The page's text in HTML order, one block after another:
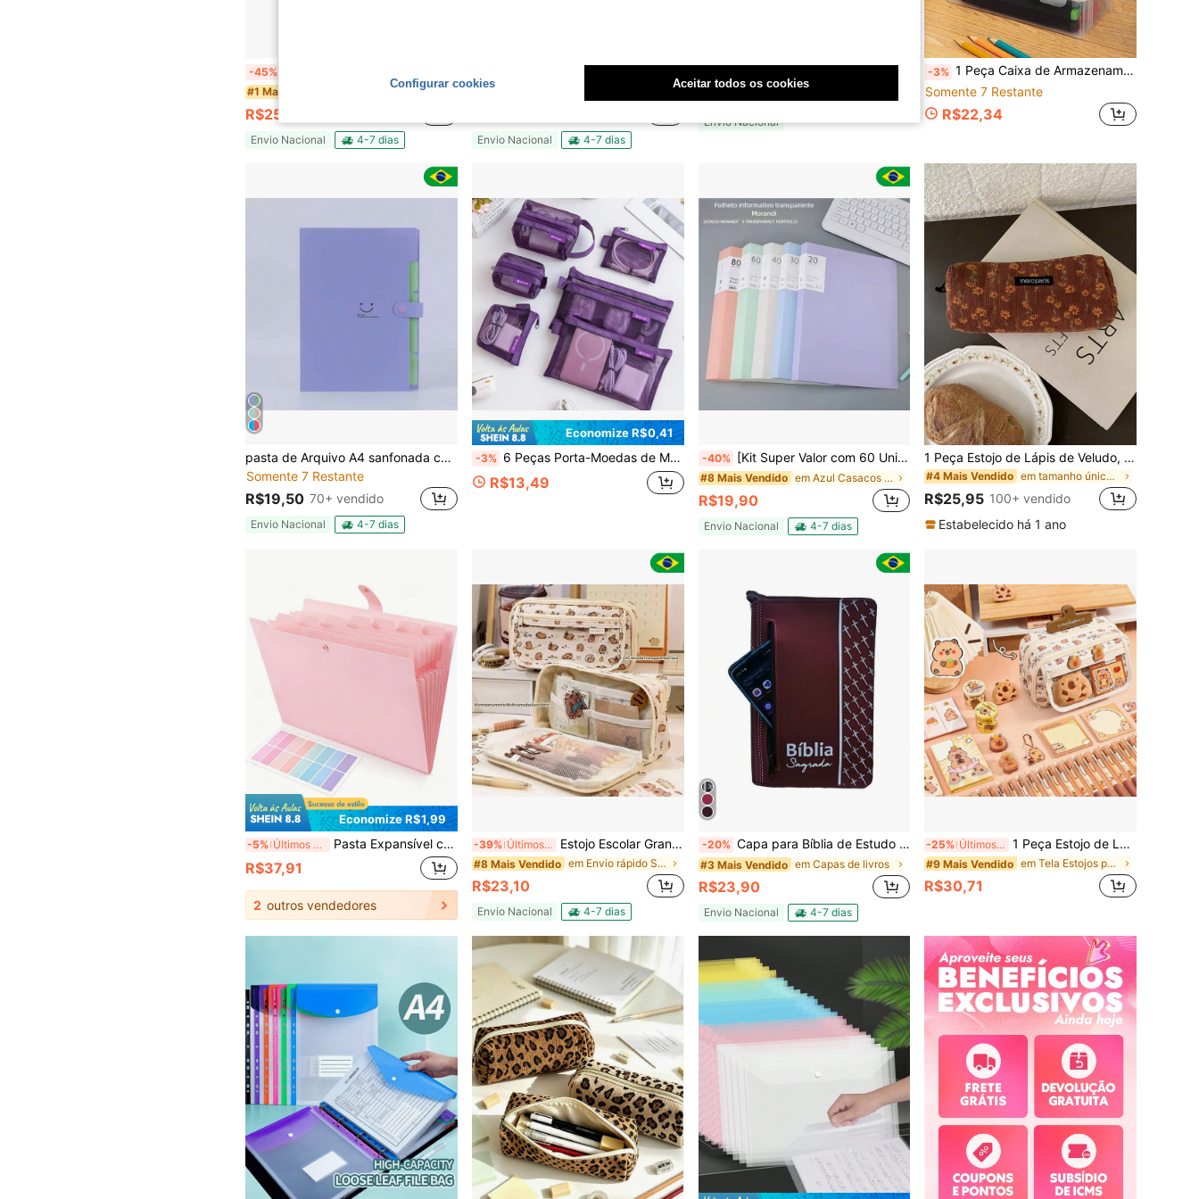
-45%
#1 Mais Vendido em Tecido Estojos para canetas, lápis e marcadores
R$25,90
Envio Nacional 4-7 dias
#3 Mais Vendido
Envio Nacional 4-7 dias
Envio Nacional
-3% 1 Peça Caixa de Armazenamento Grande Transparente de PP com Tampa, Superfície Leve Não Revestida, Adequada para Suprimentos de Escritório/Estudo, Canetas, Lápis, Marcadores, Artesanato, Organização de Mesa, Cosméticos, Joias, Estilo Minimalista, Portátil, Cor Aleatória (Apenas a Caixa)
Somente 7 Restante
R$22,34
pasta de Arquivo A4 sanfonada colorida organizadora expansível de documentos 5 divisória
Somente 7 Restante
R$19,50 70+ vendido
Envio Nacional 4-7 dias
Economize R$0,41
-3% 6 Peças Porta-Moedas de Malha Transparente Minimalista, Bolsa de Troco Portátil com Zíper, Carteira de Moedas para Viagem, Pode Armazenar Cartões, Chaves e Trocos Soltos, Volta às Aulas
R$13,49
-40% [Kit Super Valor com 60 Unidades]Pasta Catálogo A4 com Envelopes de Plástico - Artefato Essencial para Organização de Documentos no Escritório, Durável e Sem Danos
#8 Mais Vendido em Azul Casacos de Arquivo & Bolsos de Arquivo
R$19,90
Envio Nacional 4-7 dias
1 Peça Estojo de Lápis de Veludo, Estojo de Maquiagem Estilo Vintage de Estudante, Bolsa de Armazenamento de Papelaria Atraente de Alta Capacidade, De Volta às Aulas, Suprimentos Escolares, Estojo de Lápis, Bolsa de Lápis, Mochila Escolar
#4 Mais Vendido em tamanho único Estojos para canetas, lápis e mar
R$25,95 100+ vendido
Estabelecido há 1 ano
Economize R$1,99
-5% Últimos 3 dias Pasta Expansível com 8 Bolsos e Etiquetas Coloridas, Organizador de Papel Estilo Acordeão, Porta-Contas e Recibos Portátil Expansível, Armazenamento de Documentos Tamanho A4 e Carta, Adequado para Suprimentos Domésticos, Escolares e de Escritório, Volta às Aulas
R$37,91
2 outros vendedores
-39% Últimos 3 dias Estojo Escolar Grande Capacidade 1 Peça com Estampa de Capivara Desenho Animado 22x12cm Organizador de Material Escolar com Múltiplos Compartimentos e Zíper Bolsa de Lápis Portátil de Lona para Estudantes Meninos e Meninas Acessório de Papelaria com Bolso Frontal Transparente para Volta às Aulas Ideal para Presente Criativo
#8 Mais Vendido em Envio rápido Sacos De Lápis
R$23,10
Envio Nacional 4-7 dias
-20% Capa para Bíblia de Estudo Grande com Zíper e Bolso Externo - N° 13
#3 Mais Vendido em Capas de livros
R$23,90
Envio Nacional 4-7 dias
-25% Últimos 3 dias 1 Peça Estojo de Lápis Transparente com Tampa Flip em Formato de Capivara de Grande Capacidade, Design de Zíper Multicamadas, Pode Armazenar 80 Canetas, Também Adequado para Armazenar Acessórios de Papelaria de Mesa e Outros Itens (Alguns Estilos Não Incluem Acessórios!). Bolsa de Armazenamento Multifuncional Fofa, Caixa de Lápis, Bolsa de Maquiagem, Adequada para Escola, Papelaria, Cosméticos, Cuidados com a Pele, Pincéis, Moedas, Itens Pequenos, Essenciais de Volta às Aulas, Suprimentos de Aprendizagem.
#9 Mais Vendido em Tela Estojos para canetas, lápis e marcadores
R$30,71
Configurar cookies Aceitar todos os cookies